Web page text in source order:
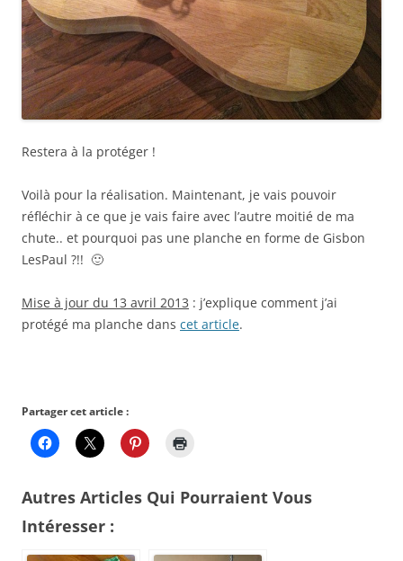
Restera à la protéger !
Voilà pour la réalisation. Maintenant, je vais pouvoir
réfléchir à ce que je vais faire avec l’autre moitié de ma
chute.. et pourquoi pas une planche en forme de Gisbon
LesPaul ?!! 🙂
Mise à jour du 13 avril 2013 : j’explique comment j’ai
protégé ma planche dans cet article.
Partager cet article :
Autres Articles Qui Pourraient Vous
Intéresser :